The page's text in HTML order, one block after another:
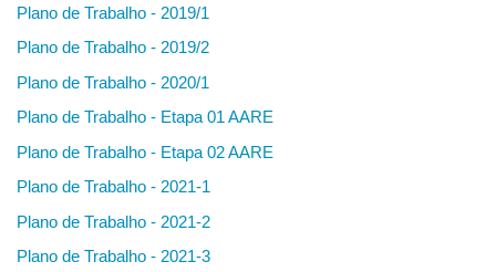
Plano de Trabalho - 2019/1
Plano de Trabalho - 2019/2
Plano de Trabalho - 2020/1
Plano de Trabalho - Etapa 01 AARE
Plano de Trabalho - Etapa 02 AARE
Plano de Trabalho - 2021-1
Plano de Trabalho - 2021-2
Plano de Trabalho - 2021-3